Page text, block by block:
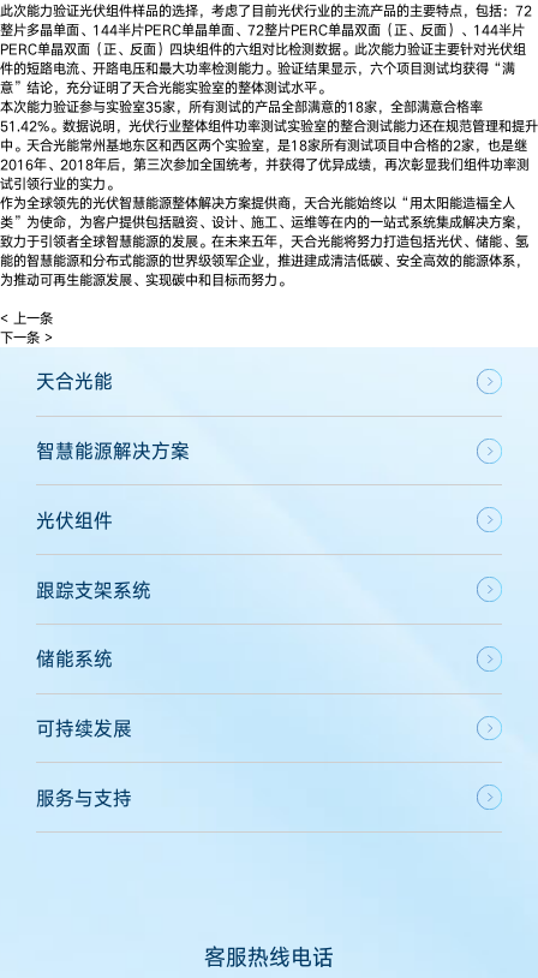
此次能力验证光伏组件样品的选择，考虑了目前光伏行业的主流产品的主要特点，包括：72
整片多晶单面、144半片PERC单晶单面、72整片PERC单晶双面（正、反面）、144半片
PERC单晶双面（正、反面）四块组件的六组对比检测数据。此次能力验证主要针对光伏组
件的短路电流、开路电压和最大功率检测能力。验证结果显示，六个项目测试均获得“满
意”结论，充分证明了天合光能实验室的整体测试水平。
本次能力验证参与实验室35家，所有测试的产品全部满意的18家，全部满意合格率
51.42%。数据说明，光伏行业整体组件功率测试实验室的整合测试能力还在规范管理和提升
中。天合光能常州基地东区和西区两个实验室，是18家所有测试项目中合格的2家，也是继
2016年、2018年后，第三次参加全国统考，并获得了优异成绩，再次彰显我们组件功率测
试引领行业的实力。
作为全球领先的光伏智慧能源整体解决方案提供商，天合光能始终以“用太阳能造福全人
类”为使命，为客户提供包括融资、设计、施工、运维等在内的一站式系统集成解决方案，
致力于引领者全球智慧能源的发展。在未来五年，天合光能将努力打造包括光伏、储能、氢
能的智慧能源和分布式能源的世界级领军企业，推进建成清洁低碳、安全高效的能源体系，
为推动可再生能源发展、实现碳中和目标而努力。
< 上一条
下一条 >
天合光能
智慧能源解决方案
光伏组件
跟踪支架系统
储能系统
可持续发展
服务与支持
客服热线电话